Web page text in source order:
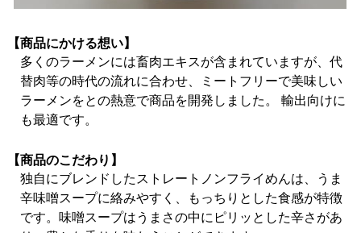
【商品にかける想い】
多くのラーメンには畜肉エキスが含まれていますが、代
替肉等の時代の流れに合わせ、ミートフリーで美味しい
ラーメンをとの熱意で商品を開発しました。 輸出向けに
も最適です。
【商品のこだわり】
独自にブレンドしたストレートノンフライめんは、うま
辛味噌スープに絡みやすく、もっちりとした食感が特徴
です。味噌スープはうまさの中にピリッとした辛さがあ